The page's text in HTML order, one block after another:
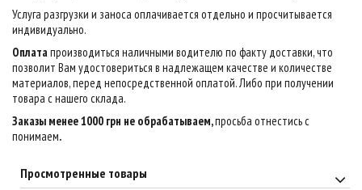
Услуга разгрузки и заноса оплачивается отдельно и просчитывается
индивидуально.
Оплатапроизводиться наличными водителю по факту доставки, что
позволит Вам удостовериться в надлежащем качестве и количестве
материалов, перед непосредственной оплатой. Либо при получении
товара с нашего склада.
Заказы менее 1000 грн не обрабатываем,просьба отнестись с
понимаем.
Просмотренные товары